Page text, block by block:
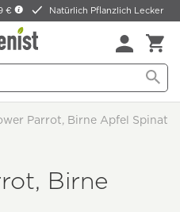
€ Natürlich Pflanzlich Lecker
Parrot, Birne Apfel Spinat
Birne